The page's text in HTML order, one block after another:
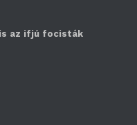
az ifjú focisták